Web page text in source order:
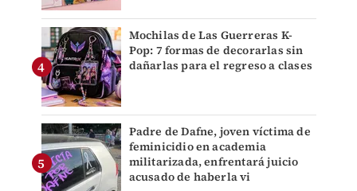
Mochilas de Las Guerreras K-
Pop: 7 formas de decorarlas sin
dañarlas para el regreso a clases
Padre de Dafne, joven víctima de
feminicidio en academia
militarizada, enfrentará juicio
acusado de haberla vi